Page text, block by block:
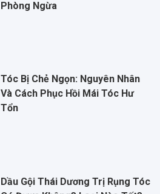
Phòng Ngừa
Tóc Bị Chẻ Ngọn: Nguyên Nhân
Và Cách Phục Hồi Mái Tóc Hư
Tổn
Dầu Gội Thái Dương Trị Rụng Tóc